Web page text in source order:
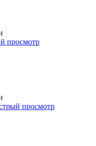
просмотр
просмотр